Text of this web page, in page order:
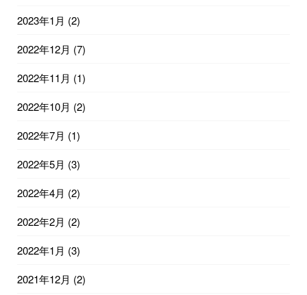
2023年1月 (2)
2022年12月 (7)
2022年11月 (1)
2022年10月 (2)
2022年7月 (1)
2022年5月 (3)
2022年4月 (2)
2022年2月 (2)
2022年1月 (3)
2021年12月 (2)